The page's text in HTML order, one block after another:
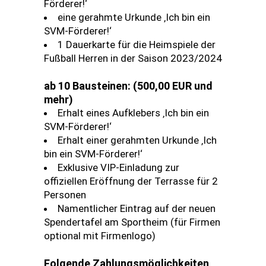
Förderer!‘
eine gerahmte Urkunde ‚Ich bin ein
SVM-Förderer!‘
1 Dauerkarte für die Heimspiele der
Fußball Herren in der Saison 2023/2024
ab 10 Bausteinen: (500,00 EUR und
mehr)
Erhalt eines Aufklebers ‚Ich bin ein
SVM-Förderer!‘
Erhalt einer gerahmten Urkunde ‚Ich
bin ein SVM-Förderer!‘
Exklusive VIP-Einladung zur
offiziellen Eröffnung der Terrasse für 2
Personen
Namentlicher Eintrag auf der neuen
Spendertafel am Sportheim (für Firmen
optional mit Firmenlogo)
Folgende Zahlungsmöglichkeiten